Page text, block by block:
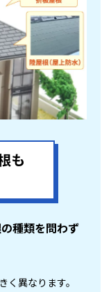
も
種類を問わず
異なります。